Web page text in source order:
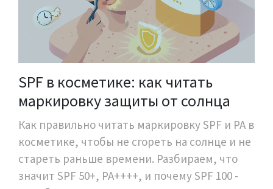
SPF в косметике: как читать
маркировку защиты от солнца
Как правильно читать маркировку SPF и PA в
косметике, чтобы не сгореть на солнце и не
стареть раньше времени. Разбираем, что
значит SPF 50+, PA++++, и почему SPF 100 -